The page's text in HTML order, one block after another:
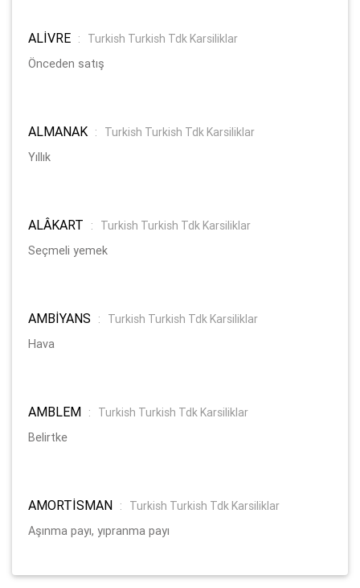
ALİVRE :
Turkish Turkish Tdk Karsiliklar
Önceden satış
ALMANAK :
Turkish Turkish Tdk Karsiliklar
Yıllık
ALÂKART :
Turkish Turkish Tdk Karsiliklar
Seçmeli yemek
AMBİYANS :
Turkish Turkish Tdk Karsiliklar
Hava
AMBLEM :
Turkish Turkish Tdk Karsiliklar
Belirtke
AMORTİSMAN :
Turkish Turkish Tdk Karsiliklar
Aşınma payı, yıpranma payı